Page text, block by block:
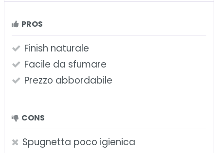
PROS
Finish naturale
Facile da sfumare
Prezzo abbordabile
CONS
Spugnetta poco igienica